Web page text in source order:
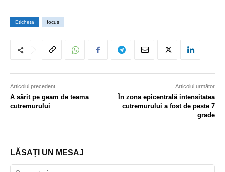
Eticheta focus
Articolul precedent
A sărit pe geam de teama
cutremurului
Articolul următor
În zona epicentrală intensitatea
cutremurului a fost de peste 7
grade
LĂSAȚI UN MESAJ